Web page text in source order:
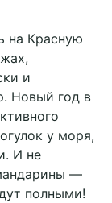
на Красную
и
Новый год в
у моря,
И не
—
полными!